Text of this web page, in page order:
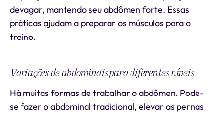
devagar, mantendo seu abdômen forte. Essas
práticas ajudam a preparar os músculos para o
treino.
Variações de abdominais para diferentes níveis
Há muitas formas de trabalhar o abdômen. Pode-
se fazer o abdominal tradicional, elevar as pernas